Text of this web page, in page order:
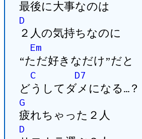
最後に大事なのは
D
２人の気持ちなのに
Em
“ただ好きなだけ”だと
C
D7
どうしてダメになる…？
G
疲れちゃった２人
D